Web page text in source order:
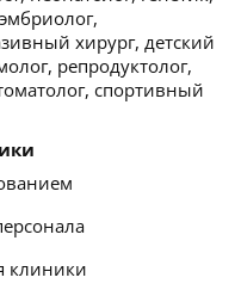
хирург, детский
репродуктолог,
спортивный
клиники